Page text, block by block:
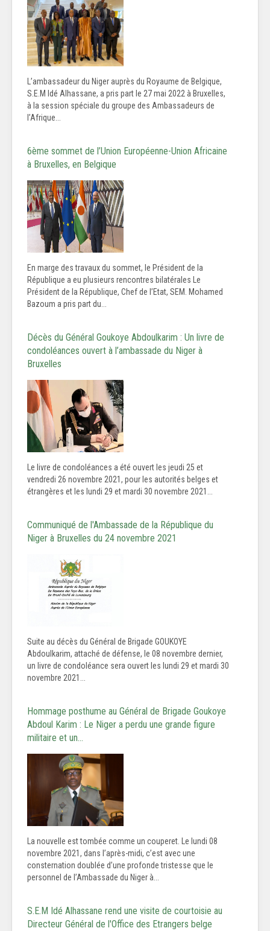
L’ambassadeur du Niger auprès du Royaume de Belgique,
S.E.M Idé Alhassane, a pris part le 27 mai 2022 à Bruxelles,
à la session spéciale du groupe des Ambassadeurs de
l’Afrique...
6ème sommet de l’Union Européenne-Union Africaine
à Bruxelles, en Belgique
En marge des travaux du sommet, le Président de la
République a eu plusieurs rencontres bilatérales Le
Président de la République, Chef de l’Etat, SEM. Mohamed
Bazoum a pris part du...
Décès du Général Goukoye Abdoulkarim : Un livre de
condoléances ouvert à l’ambassade du Niger à
Bruxelles
Le livre de condoléances a été ouvert les jeudi 25 et
vendredi 26 novembre 2021, pour les autorités belges et
étrangères et les lundi 29 et mardi 30 novembre 2021...
Communiqué de l'Ambassade de la République du
Niger à Bruxelles du 24 novembre 2021
Suite au décès du Général de Brigade GOUKOYE
Abdoulkarim, attaché de défense, le 08 novembre dernier,
un livre de condoléance sera ouvert les lundi 29 et mardi 30
novembre 2021...
Hommage posthume au Général de Brigade Goukoye
Abdoul Karim : Le Niger a perdu une grande figure
militaire et un…
La nouvelle est tombée comme un couperet. Le lundi 08
novembre 2021, dans l’après-midi, c’est avec une
consternation doublée d’une profonde tristesse que le
personnel de l’Ambassade du Niger à...
S.E.M Idé Alhassane rend une visite de courtoisie au
Directeur Général de l'Office des Etrangers belge